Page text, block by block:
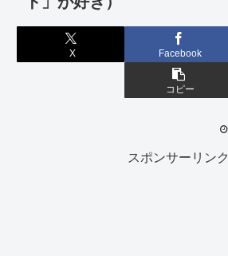
X Facebook
コピー
スポンサーリンク